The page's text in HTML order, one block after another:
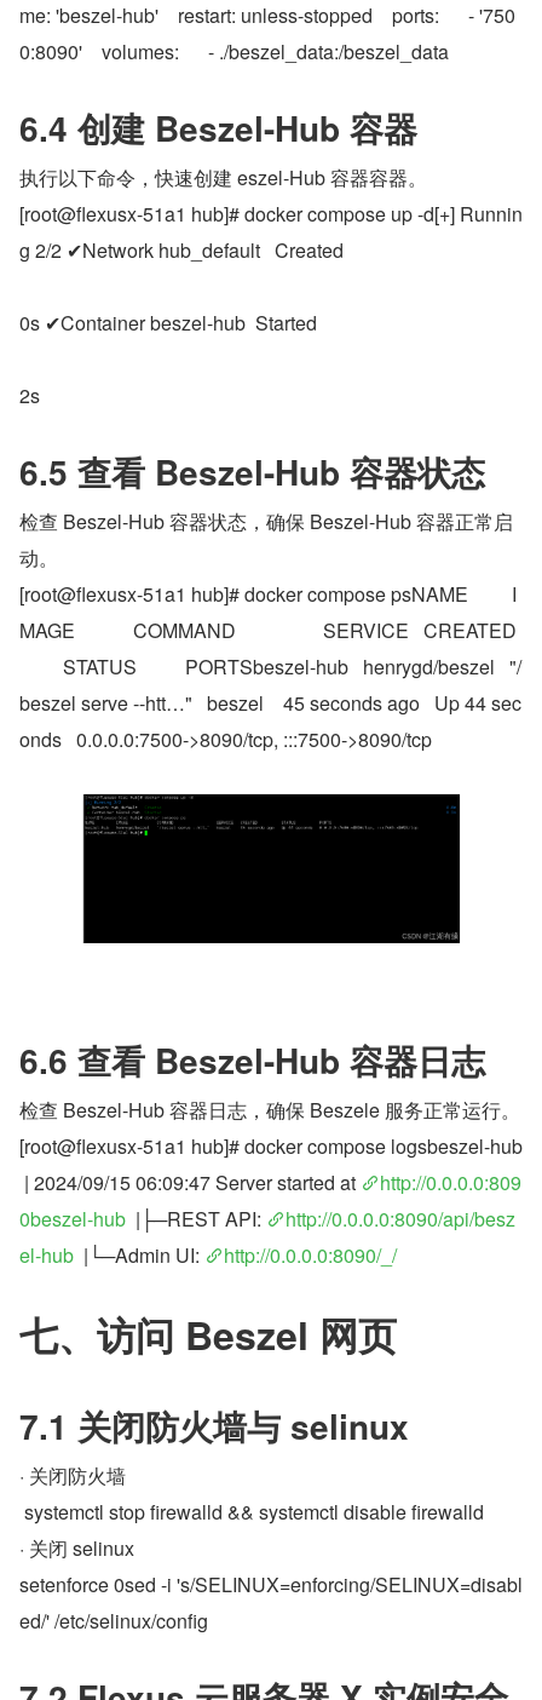
me: 'beszel-hub'    restart: unless-stopped    ports:      - '750
0:8090'    volumes:      - ./beszel_data:/beszel_data
6.4 创建 Beszel-Hub 容器
执行以下命令，快速创建 eszel-Hub 容器容器。
[root@flexusx-51a1 hub]# docker compose up -d[+] Runnin
g 2/2 ✔Network hub_default   Created
0s ✔Container beszel-hub  Started
2s
6.5 查看 Beszel-Hub 容器状态
检查 Beszel-Hub 容器状态，确保 Beszel-Hub 容器正常启
动。
[root@flexusx-51a1 hub]# docker compose psNAME         I
MAGE            COMMAND                  SERVICE   CREATED
STATUS          PORTSbeszel-hub   henrygd/beszel   "/
beszel serve --htt…"   beszel    45 seconds ago   Up 44 sec
onds   0.0.0.0:7500->8090/tcp, :::7500->8090/tcp
6.6 查看 Beszel-Hub 容器日志
检查 Beszel-Hub 容器日志，确保 Beszele 服务正常运行。
[root@flexusx-51a1 hub]# docker compose logsbeszel-hub
| 2024/09/15 06:09:47 Server started at
http://0.0.0.0:809
0beszel-hub |├─REST API:
http://0.0.0.0:8090/api/besz
el-hub |└─Admin UI: http://0.0.0.0:8090/_/
七、访问 Beszel 网页
7.1 关闭防火墙与 selinux
· 关闭防火墙
systemctl stop firewalld && systemctl disable firewalld
· 关闭 selinux
setenforce 0sed -i 's/SELINUX=enforcing/SELINUX=disabl
ed/' /etc/selinux/config